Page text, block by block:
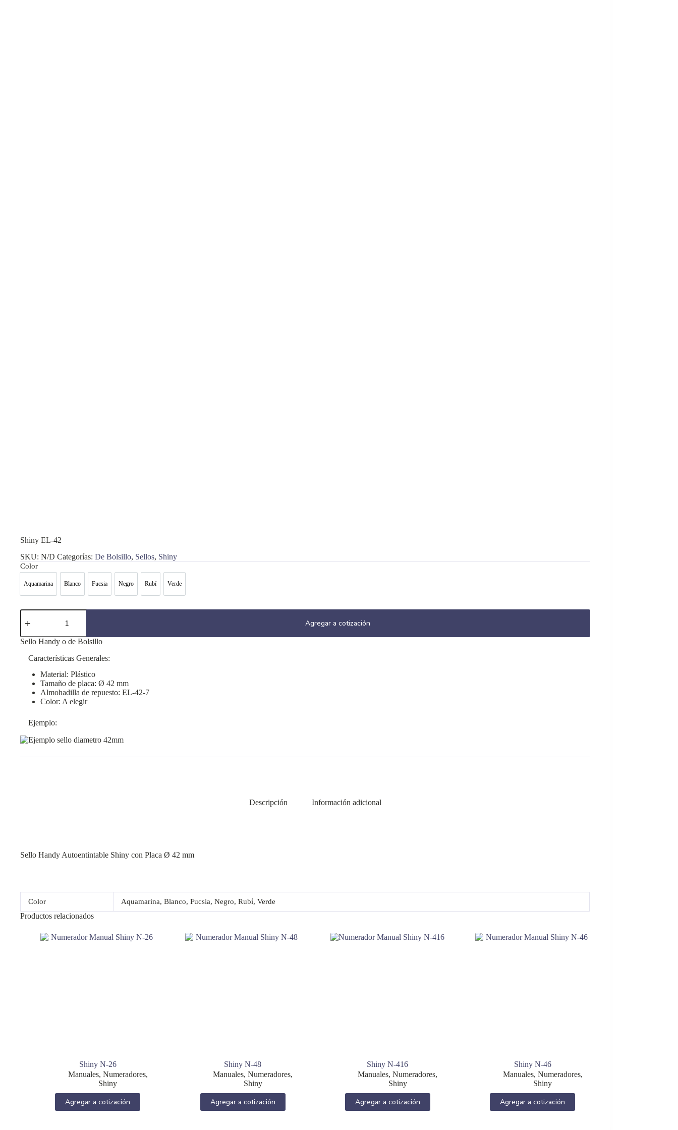
Shiny EL-42
SKU: N/D Categorías: De Bolsillo, Sellos, Shiny
Color
AquamarinaAquamarina
BlancoBlancoFucsiaFucsiaNegroNegroRubíRubí VerdeVerde
Shiny
EL-
cantidad
Agregar a cotización
Sello Handy o de Bolsillo
Características Generales:
Material: Plástico
Tamaño de placa: Ø 42 mm
Almohadilla de repuesto: EL-42-7
Color: A elegir
Ejemplo:
Descripción Información adicional
Sello Handy Autoentintable Shiny con Placa Ø 42 mm
Color Aquamarina, Blanco, Fucsia, Negro, Rubí, Verde
Productos relacionados
Shiny N-26
Manuales, Numeradores,
Shiny
Agregar a cotización
Shiny N-48
Manuales,Numeradores,
Shiny
Agregar a cotización
Shiny N-416
Manuales,Numeradores,
Shiny
Agregar a cotización
Shiny N-46
Manuales, Numeradores,
Shiny
Agregar a cotización